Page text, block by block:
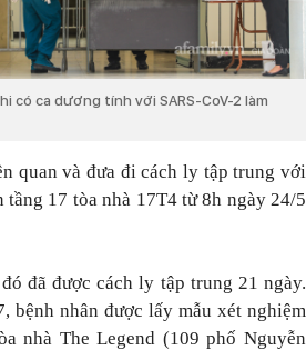
có ca dương tính với SARS-CoV-2 làm
quan và đưa đi cách ly tập trung với
17 tòa nhà 17T4 từ 8h ngày 24/5
đã được cách ly tập trung 21 ngày.
bệnh nhân được lấy mẫu xét nghiệm
nhà The Legend (109 phố Nguyễn